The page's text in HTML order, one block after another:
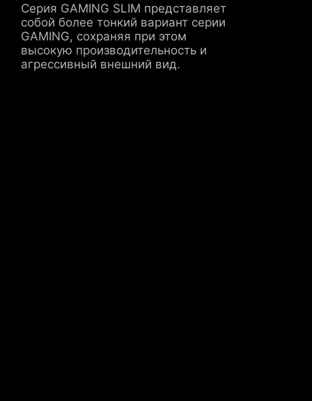
Серия GAMING SLIM представляет
собой более тонкий вариант серии
GAMING, сохраняя при этом
высокую производительность и
агрессивный внешний вид.